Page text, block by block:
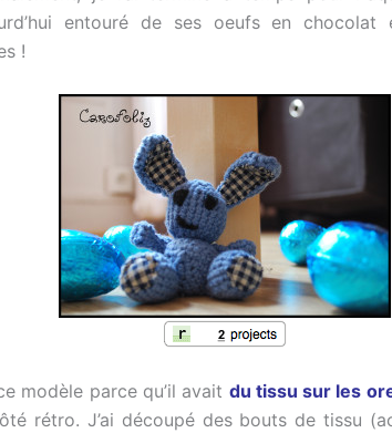
entouré de ses oeufs en
!
modèle parce qu’il avait du tissu sur les
rétro. J’ai découpé des bouts de tissu